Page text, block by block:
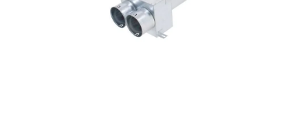
ZVLHČOVAČE VZDUCHU PRŮMYSLOVÉ